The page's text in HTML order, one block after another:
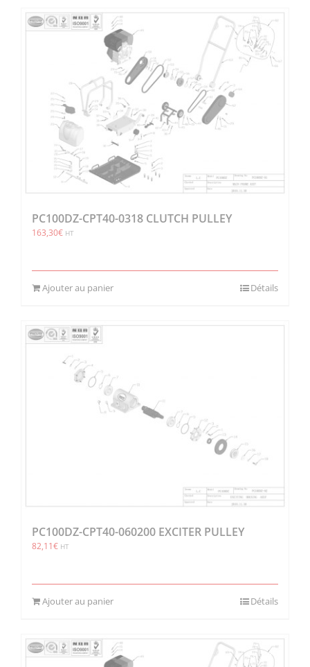
PC100DZ-CPT40-0318 CLUTCH PULLEY
163,30€ HT
Ajouter au panier Détails
PC100DZ-CPT40-060200 EXCITER PULLEY
82,11€ HT
Ajouter au panier Détails